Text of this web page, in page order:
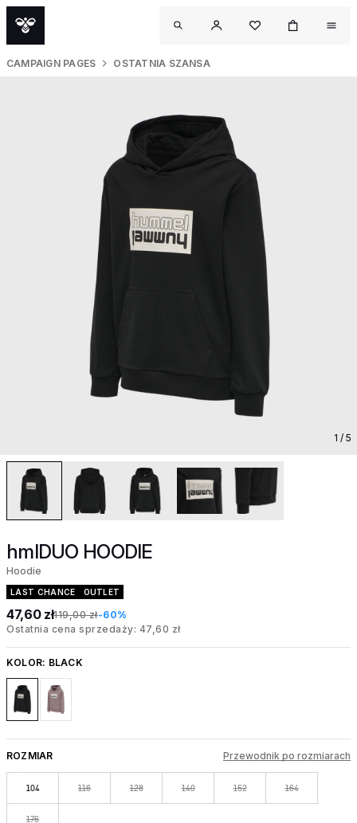
CAMPAIGN PAGES OSTATNIA SZANSA
1 / 5
hmlDUO HOODIE
Hoodie
LAST CHANCE OUTLET
47,60 zł119,00 zł-60%
Ostatnia cena sprzedaży: 47,60 zł
KOLOR: BLACK
ROZMIAR Przewodnik po rozmiarach
104 116 128 140 152 164
176